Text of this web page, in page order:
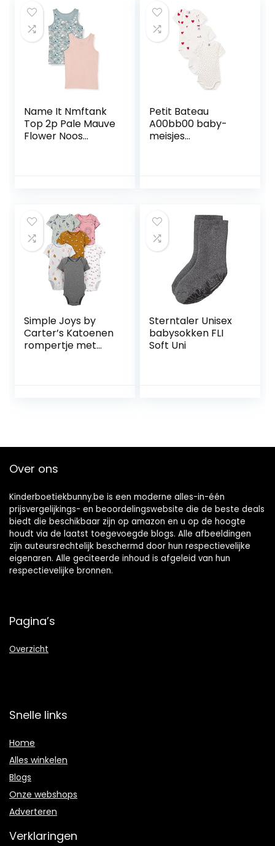
Name It Nmftank
Top 2p Pale Mauve
Flower Noos
Petit Bateau
A00bb00 baby-
meisjes
Simple Joys by
Carter’s Katoenen
rompertje met
Sterntaler Unisex
babysokken FLI
Soft Uni
Over ons
Kinderboetiekbunny.be is een moderne alles-in-één
prijsvergelijkings- en beoordelingswebsite die de beste deals
biedt die beschikbaar zijn op amazon en u op de hoogte
houdt via de laatst toegevoegde blogs. Alle afbeeldingen
zijn auteursrechtelijk beschermd door hun respectievelijke
eigenaren. Alle geciteerde inhoud is afgeleid van hun
respectievelijke bronnen.
Pagina’s
Overzicht
Snelle links
Home
Alles winkelen
Blogs
Onze webshops
Adverteren
Verklaringen